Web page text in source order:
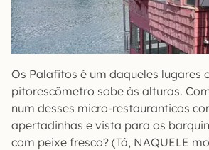
Os Palafitos é um daqueles lugares
pitorescômetro sobe às alturas.
num desses micro-restauranticos
apertadinhas e vista para os
com peixe fresco? (Tá, NAQUELE